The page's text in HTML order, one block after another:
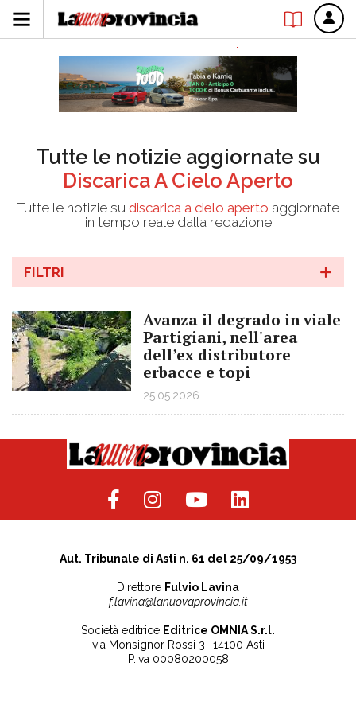
Tutte le notizie aggiornate su
Discarica A Cielo Aperto
Tutte le notizie su discarica a cielo aperto aggiornate
in tempo reale dalla redazione
FILTRI
Avanza il degrado in viale
Partigiani, nell'area
dell’ex distributore
erbacce e topi
25.05.2026
Aut. Tribunale di Asti n. 61 del 25/09/1953
Direttore Fulvio Lavina
f.lavina@lanuovaprovincia.it
Società editrice Editrice OMNIA S.r.l.
via Monsignor Rossi 3 -14100 Asti
P.Iva 00080200058